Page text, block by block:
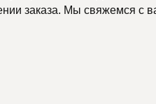
заказа. Мы свяжемся с